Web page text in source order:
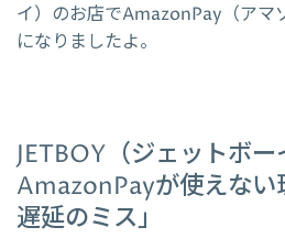
イ）のお店でAmazonPay（アマ
になりましたよ。
JETBOY（ジェットボー
AmazonPayが使えない
遅延のミス」